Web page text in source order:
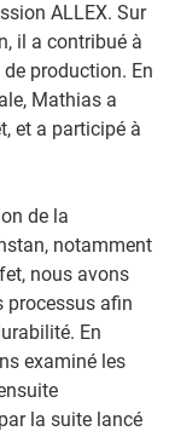
ALLEX. Sur
il a contribué à
production. En
Mathias a
et a participé à
de la
notamment
nous avons
processus afin
En
examiné les
la suite lancé